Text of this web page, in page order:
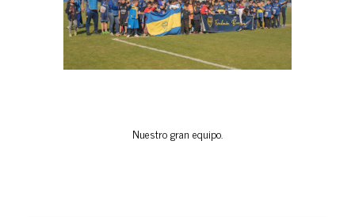
Nuestro gran equipo.